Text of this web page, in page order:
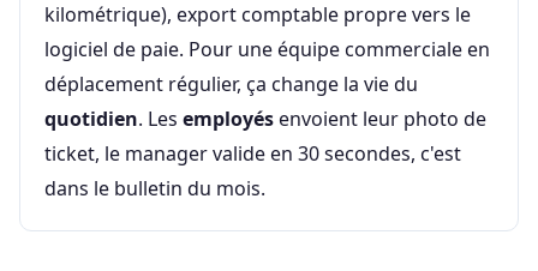
kilométrique), export comptable propre vers le
logiciel de paie. Pour une équipe commerciale en
déplacement régulier, ça change la vie du
quotidien. Les employésenvoient leur photo de
ticket, le manager valide en 30 secondes, c'est
dans le bulletin du mois.